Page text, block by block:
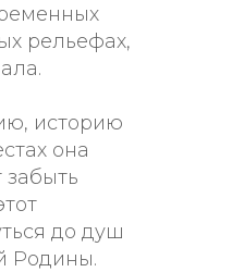
рельефах,
историю
она
забыть
до душ
Родины.